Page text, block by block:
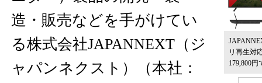
リ再生対
179,800
造・販売などを手がけてい
る株式会社JAPANNEXT（ジ
ャパンネクスト）（本社：